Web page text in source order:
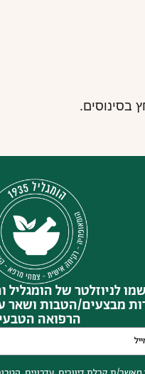
בסינוסים.
לניוזלטר של הומגליל
מבצעים/הטבות ושאר
הרפואה